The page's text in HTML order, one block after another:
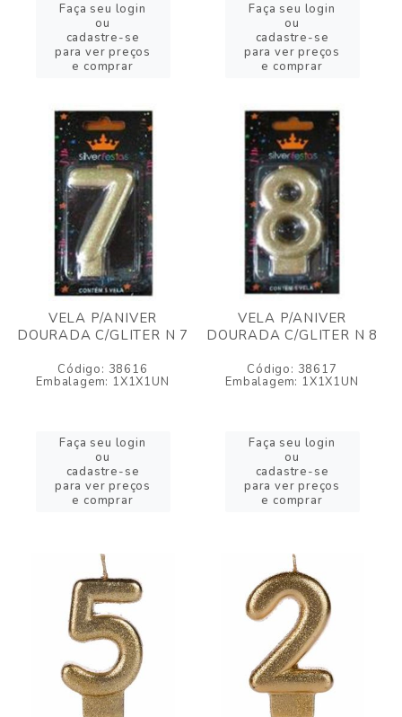
Faça seu login
ou
cadastre-se
para ver preços
e comprar
Faça seu login
ou
cadastre-se
para ver preços
e comprar
VELA P/ANIVER
DOURADA C/GLITER N 7
Código: 38616
Embalagem: 1X1X1UN
Faça seu login
ou
cadastre-se
para ver preços
e comprar
VELA P/ANIVER
DOURADA C/GLITER N 8
Código: 38617
Embalagem: 1X1X1UN
Faça seu login
ou
cadastre-se
para ver preços
e comprar